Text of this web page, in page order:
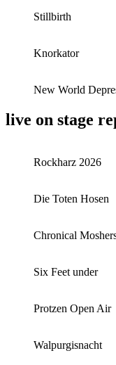
Stillbirth
Knorkator
New World
live on stage
Rockharz 2026
Die Toten Hosen
Chronical
Six Feet under
Protzen Open Air
Walpurgisnacht